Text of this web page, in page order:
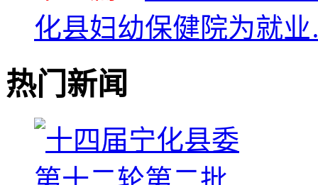
化县妇幼保健院为就
热门新闻